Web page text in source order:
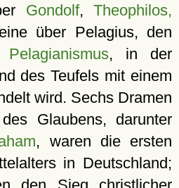
Gondolf, Theophilos,
über Pelagius, den
Pelagianismus, in der
des Teufels mit einem
wird. Sechs Dramen
Glaubens, darunter
, waren die ersten
in Deutschland;